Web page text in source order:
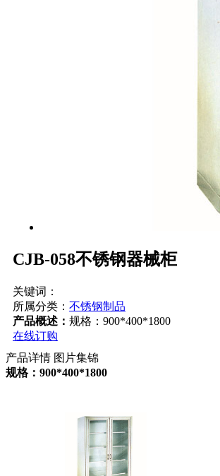
CJB-058不锈钢器械柜
关键词：
所属分类： 不锈钢制品
产品概述： 规格：900*400*1800
在线订购
产品详情 图片集锦
规格：900*400*1800